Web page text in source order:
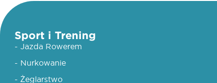
Sport i Trening
- Jazda Rowerem
- Nurkowanie
- Żeglarstwo